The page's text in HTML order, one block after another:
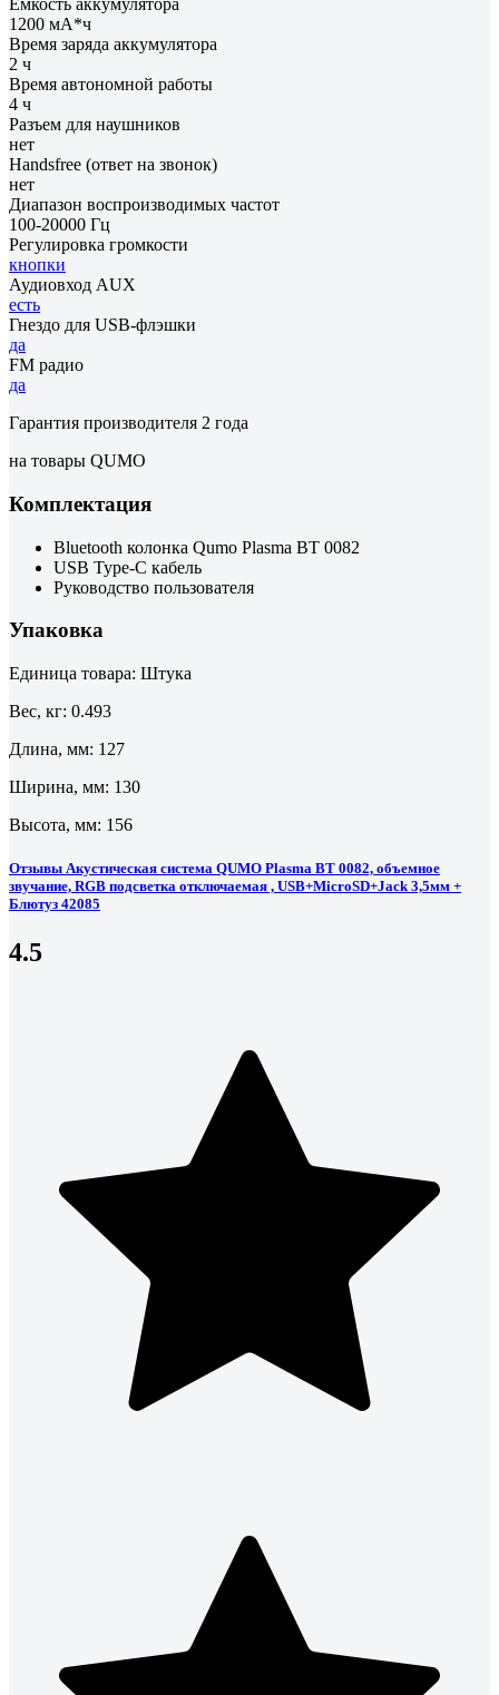
Емкость аккумулятора
1200 мА*ч
Время заряда аккумулятора
2 ч
Время автономной работы
4 ч
Разъем для наушников
нет
Handsfree (ответ на звонок)
нет
Диапазон воспроизводимых частот
100-20000 Гц
Регулировка громкости
кнопки
Аудиовход AUX
есть
Гнездо для USB-флэшки
да
FM радио
да
Гарантия производителя 2 года
на товары QUMO
Комплектация
Bluetooth колонка Qumo Plasma ВТ 0082
USB Type-C кабель
Руководство пользователя
Упаковка
Единица товара: Штука
Вес, кг: 0.493
Длина, мм: 127
Ширина, мм: 130
Высота, мм: 156
Отзывы Акустическая система QUMO Plasma ВТ 0082, объемное
звучание, RGB подсветка отключаемая , USB+MicroSD+Jack 3,5мм +
Блютуз 42085
4.5